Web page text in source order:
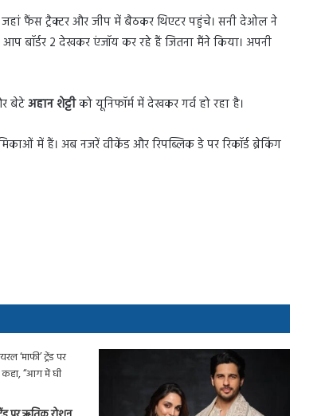
फैंस ट्रैक्टर और जीप में बैठकर थिएटर पहुंचे। सनी देओल ने
बॉर्डर 2 देखकर एंजॉय कर रहे हैं जितना मैंने किया। अपनी
बेटेअहान शेट्टीको यूनिफॉर्म में देखकर गर्व हो रहा है।
में हैं। अब नजरें वीकेंड और रिपब्लिक डे पर रिकॉर्ड ब्रेकिंग